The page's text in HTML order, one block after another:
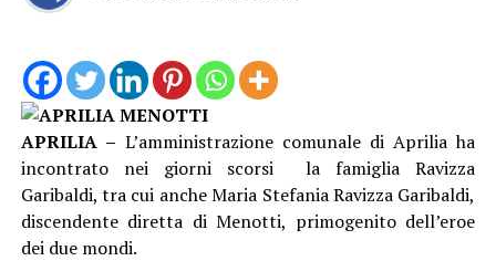
APRILIA – L’amministrazione comunale di Aprilia ha
incontrato nei giorni scorsi la famiglia Ravizza
Garibaldi, tra cui anche Maria Stefania Ravizza Garibaldi,
discendente diretta di Menotti, primogenito dell’eroe
dei due mondi.